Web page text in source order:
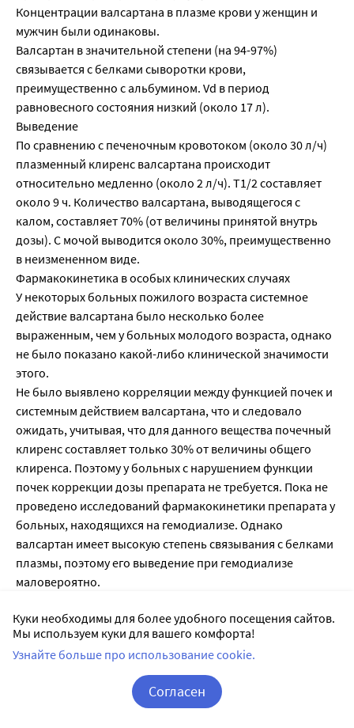
Концентрации валсартана в плазме крови у женщин и
мужчин были одинаковы.
Валсартан в значительной степени (на 94-97%)
связывается с белками сыворотки крови,
преимущественно с альбумином. Vd в период
равновесного состояния низкий (около 17 л).
Выведение
По сравнению с печеночным кровотоком (около 30 л/ч)
плазменный клиренс валсартана происходит
относительно медленно (около 2 л/ч). T1/2 составляет
около 9 ч. Количество валсартана, выводящегося с
калом, составляет 70% (от величины принятой внутрь
дозы). С мочой выводится около 30%, преимущественно
в неизмененном виде.
Фармакокинетика в особых клинических случаях
У некоторых больных пожилого возраста системное
действие валсартана было несколько более
выраженным, чем у больных молодого возраста, однако
не было показано какой-либо клинической значимости
этого.
Не было выявлено корреляции между функцией почек и
системным действием валсартана, что и следовало
ожидать, учитывая, что для данного вещества почечный
клиренс составляет только 30% от величины общего
клиренса. Поэтому у больных с нарушением функции
почек коррекции дозы препарата не требуется. Пока не
проведено исследований фармакокинетики препарата у
больных, находящихся на гемодиализе. Однако
валсартан имеет высокую степень связывания с белками
плазмы, поэтому его выведение при гемодиализе
маловероятно.
экскретируется с желчью, преимущественно в
неизмененном виде. Валсартан не подвергается
значительной биотрансформации, системное действие
валсартана не коррелирует со степенью нарушений
функции печени. Поэтому у больных с печеночной
Куки необходимы для более удобного посещения сайтов.
Мы используем куки для вашего комфорта!
Узнайте больше про использование cookie.
Согласен